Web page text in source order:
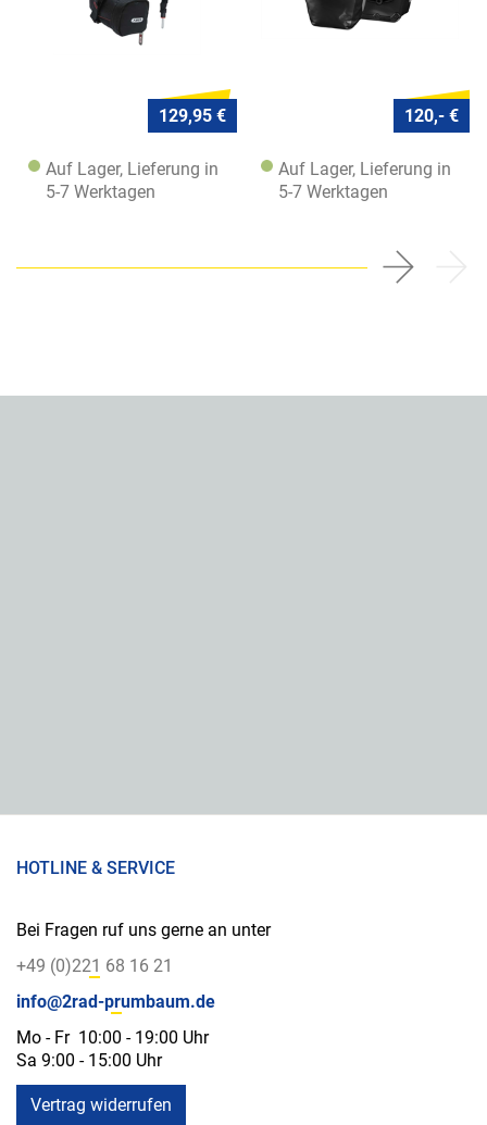
129,95 €
Auf Lager, Lieferung in
5-7 Werktagen
120,- €
Auf Lager, Lieferung in
5-7 Werktagen
HOTLINE & SERVICE
Bei Fragen ruf uns gerne an unter
+49 (0)221 68 16 21
info@2rad-prumbaum.de
Mo - Fr 10:00 - 19:00 Uhr
Sa 9:00 - 15:00 Uhr
Vertrag widerrufen